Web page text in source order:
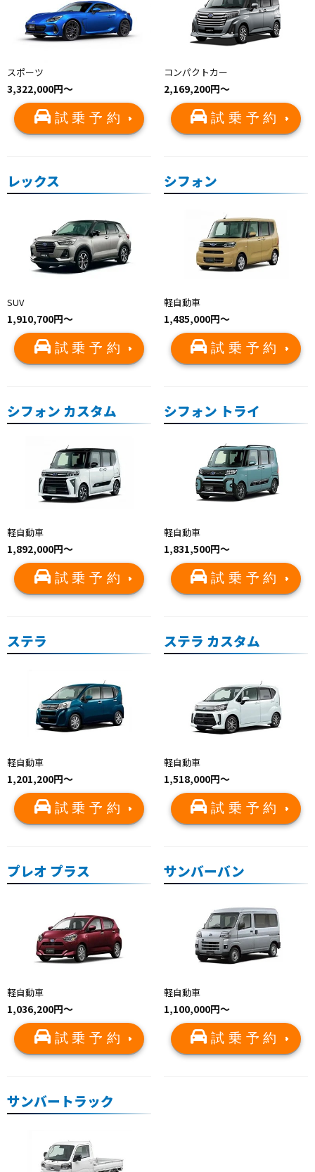
スポーツ
3,322,000円〜
試乗予約
コンパクトカー
2,169,200円～
試乗予約
レックス
SUV
1,910,700円〜
試乗予約
シフォン
軽自動車
1,485,000円～
試乗予約
シフォン カスタム
軽自動車
1,892,000円～
試乗予約
シフォン トライ
軽自動車
1,831,500円～
試乗予約
ステラ
軽自動車
1,201,200円～
試乗予約
ステラ カスタム
軽自動車
1,518,000円～
試乗予約
プレオ プラス
軽自動車
1,036,200円～
試乗予約
サンバーバン
軽自動車
1,100,000円～
試乗予約
サンバートラック